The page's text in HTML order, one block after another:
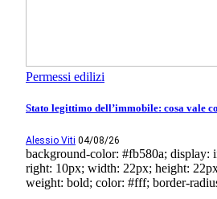
Permessi edilizi
Stato legittimo dell’immobile: cosa vale
Alessio Viti 04/08/26
background-color: #fb580a; display:
right: 10px; width: 22px; height:
weight: bold; color: #fff; border-